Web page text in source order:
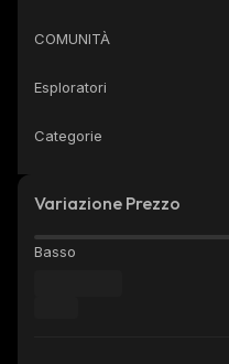
COMUNITÀ
Esploratori
Categorie
Variazione Prezzo
Basso